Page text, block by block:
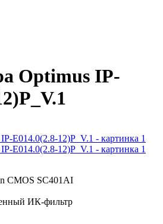
Optimus IP-
CMOS SC401AI
ИК-фильтр